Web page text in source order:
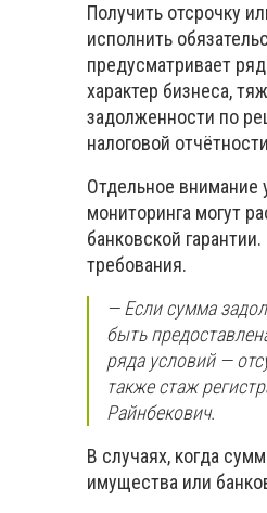
Получить отсрочку
исполнить
предусматривает
характер бизнеса,
задолженности по
налоговой
Отдельное внимание
мониторинга могут
банковской
требования.
— Если сумма
быть
ряда условий —
также стаж
Райнбекович.
В случаях, когда
имущества или